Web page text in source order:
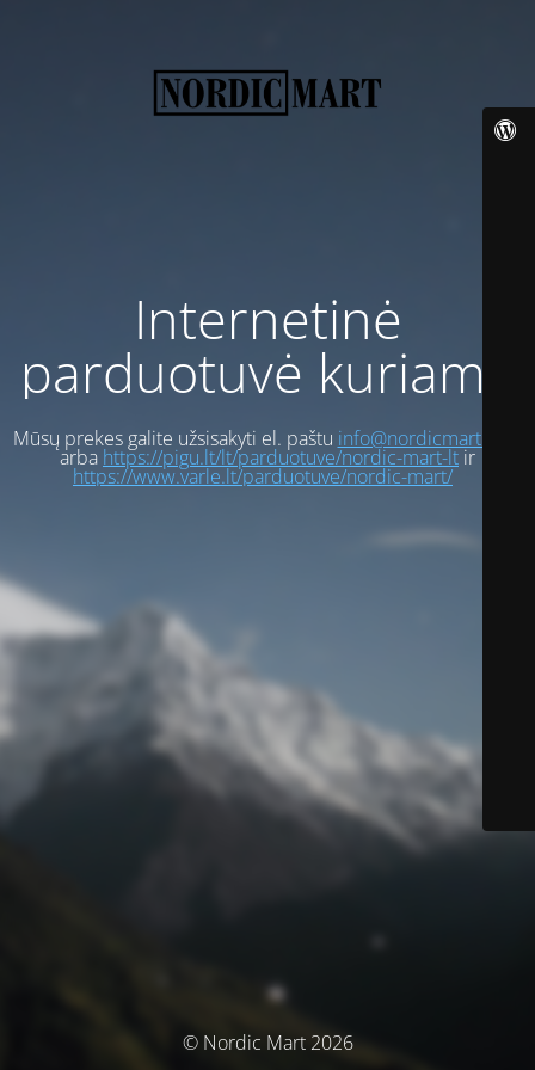
Internetinė
parduotuvė kuriama
Mūsų prekes galite užsisakyti el. paštu info@nordicmart.com
arba https://pigu.lt/lt/parduotuve/nordic-mart-ltir
https://www.varle.lt/parduotuve/nordic-mart/
© Nordic Mart 2026